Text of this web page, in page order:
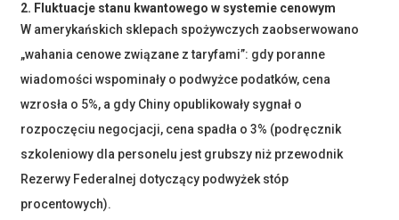
2. Fluktuacje stanu kwantowego w systemie cenowym
W amerykańskich sklepach spożywczych zaobserwowano
„wahania cenowe związane z taryfami”: gdy poranne
wiadomości wspominały o podwyżce podatków, cena
wzrosła o 5%, a gdy Chiny opublikowały sygnał o
rozpoczęciu negocjacji, cena spadła o 3% (podręcznik
szkoleniowy dla personelu jest grubszy niż przewodnik
Rezerwy Federalnej dotyczący podwyżek stóp
procentowych).